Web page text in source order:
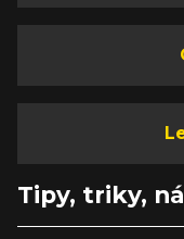
Tipy, triky,